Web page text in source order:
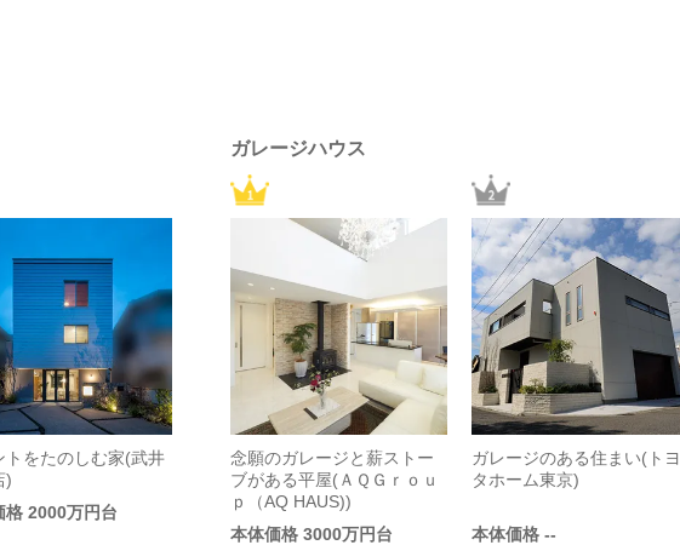
トをたのしむ家(武井
)
格 2000万円台
ガレージハウス
念願のガレージと薪ストー
ブがある平屋(ＡＱＧｒｏｕ
ｐ（AQ HAUS))
本体価格 3000万円台
ガレージのある住まい(トヨ
タホーム東京)
本体価格 --